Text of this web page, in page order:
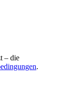
– die
.